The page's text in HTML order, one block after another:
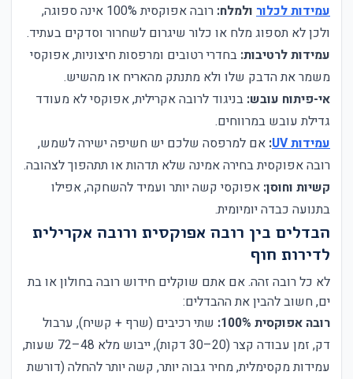
עמידות לכלור ולמלח:
רובה אפוקסית 100% אינה ספוגה,
ולכן לא תספוג מלח או כלור שיגרום לשחרור וסדקים בעתיד.
עמידות לרטיבות: בחדרי רטובים ומרפסות חיצוניות, אפוקסי
משמר את הדבק שלו ולא מתנתק מהאריח או מהשיש.
אי-פיתוח עובש: בניגוד לרובה אקרילית, אפוקסי לא מעודד
גדילת עובש במרווחים.
עמידות UV
: אם למרפסה שלכם יש חשיפה ישירה לשמש,
רובה אפוקסית בחירה אמינה שלא תדהות או תתהפוך לצהובה.
קשיות וחוסן: אפוקסי קשה יותר ועמיד להשחקה, אפילו
בתנועה כבדה יומיומית.
הבדלים בין רובה אפוקסית ורובה אקרילית
לדירות חוף
לא כל רובה זהה. אם אתם שוקלים חידוש רובה בחולון או בת
ים, חשוב להבין את ההבדלים:
רובה אפוקסית 100%:
שתי רכיבים (שרף + קשיח), ערבול
דק, זמן עבודה קצר (20–30 דקות), ייבוש מלא 48–72 שעות,
עמידות מקסימלית, מחיר גבוה יותר, קשה יותר להחלה (דורשת